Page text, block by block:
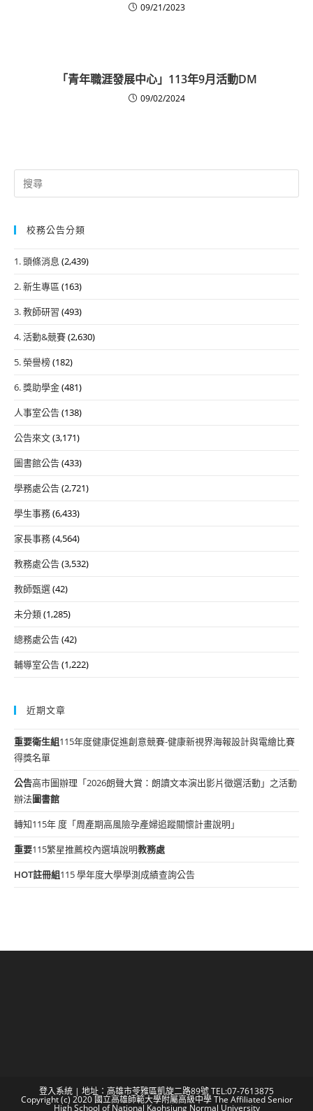
09/21/2023
「青年職涯發展中心」113年9月活動DM
09/02/2024
Search
for:
校務公告分類
1. 頭條消息 (2,439)
2. 新生專區 (163)
3. 教師研習 (493)
4. 活動&競賽(2,630)
5. 榮譽榜(182)
6. 獎助學金(481)
人事室公告(138)
公告來文(3,171)
圖書館公告(433)
學務處公告(2,721)
學生事務(6,433)
家長事務(4,564)
教務處公告(3,532)
教師甄選(42)
未分類(1,285)
總務處公告(42)
輔導室公告(1,222)
近期文章
重要衛生組115年度健康促進創意競賽-健康新視界海報設計與電繪比賽
得獎名單
公告高市圖辦理「2026朗聲大賞：朗讀文本演出影片徵選活動」之活動
辦法圖書館
轉知115年 度「周產期高風險孕產婦追蹤關懷計畫說明」
重要115繁星推薦校內選填說明教務處
HOT註冊組115 學年度大學學測成績查詢公告
登入系統 | 地址：高雄市苓雅區凱旋二路89號 TEL:07-7613875
Copyright (c) 2020 國立高雄師範大學附屬高級中學 The Affiliated Senior
High School of National Kaohsiung Normal University